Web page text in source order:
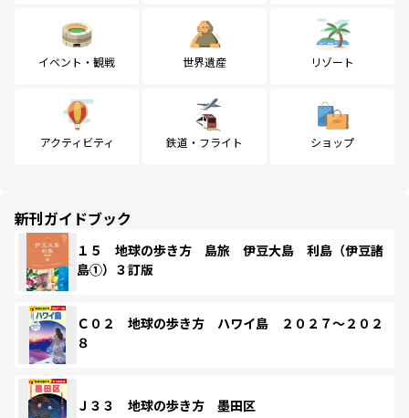
イベント・観戦 世界遺産 リゾート
アクティビティ 鉄道・フライト ショップ
新刊ガイドブック
１５ 地球の歩き方 島旅 伊豆大島 利島（伊豆諸
島①）３訂版
Ｃ０２ 地球の歩き方 ハワイ島 ２０２７～２０２
８
Ｊ３３ 地球の歩き方 墨田区